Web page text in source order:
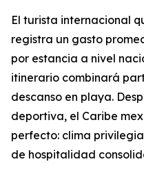
El turista internacional
registra un gasto
por estancia a nivel
itinerario combinará
descanso en playa.
deportiva, el Caribe
perfecto: clima
de hospitalidad